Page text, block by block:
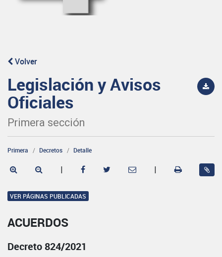
Volver
Legislación y Avisos
Oficiales
Primera sección
Primera Decretos Detalle
| |
VER PÁGINAS PUBLICADAS
ACUERDOS
Decreto 824/2021